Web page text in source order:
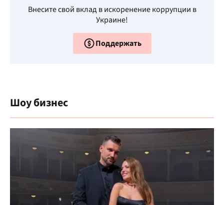
Внесите свой вклад в искоренение коррупции в
Украине!
Поддержать
Шоу бизнес